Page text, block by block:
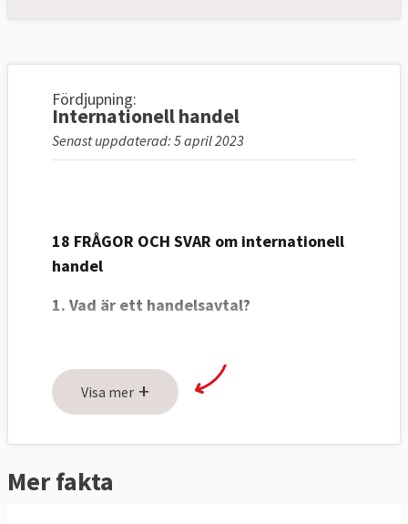
Fördjupning:
Internationell handel
Senast uppdaterad: 5 april 2023
18 FRÅGOR OCH SVAR om internationell
handel
1. Vad är ett handelsavtal?
handel.
Handelsavtal handlar traditionellt om att ta
betydligt mer omfattande.
Visa mer +
Mer fakta